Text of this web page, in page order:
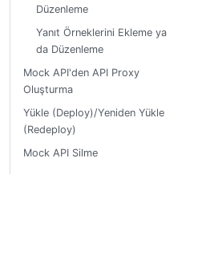
Düzenleme
Yanıt Örneklerini Ekleme ya
da Düzenleme
Mock API'den API Proxy
Oluşturma
Yükle (Deploy)/Yeniden Yükle
(Redeploy)
Mock API Silme